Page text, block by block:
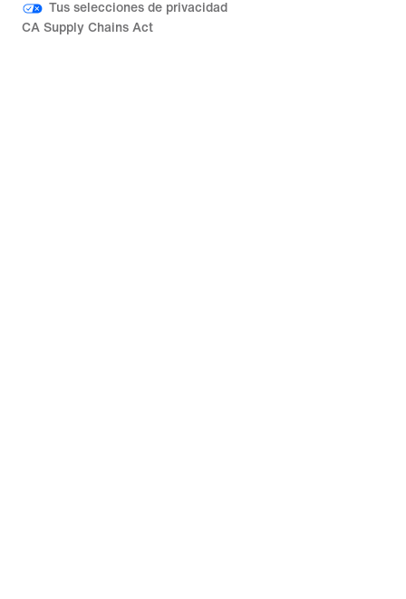
Tus selecciones de privacidad
CA Supply Chains Act